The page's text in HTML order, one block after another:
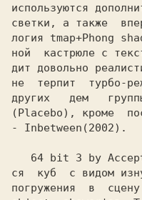
используются
светки, а также
логия
ной  кастрюле с
дит довольно
не  терпит  турбо-
других   дем
(Placebo), кроме
- Inbetween
64 bit 3 by
ся  куб  с видом
погружения  в  сцену